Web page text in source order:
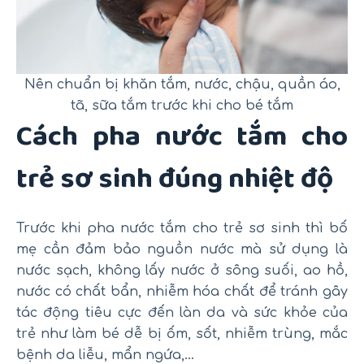
Nên chuẩn bị khăn tắm, nước, chậu, quần áo,
tã, sữa tắm trước khi cho bé tắm
Cách pha nước tắm cho
trẻ sơ sinh đúng nhiệt độ
Trước khi pha nước tắm cho trẻ sơ sinh thì bố
mẹ cần đảm bảo nguồn nước mà sử dụng là
nước sạch, không lấy nước ở sông suối, ao hồ,
nước có chất bẩn, nhiễm hóa chất để tránh gây
tác động tiêu cực đến làn da và sức khỏe của
trẻ như làm bé dễ bị ốm, sốt, nhiễm trùng, mắc
bệnh da liễu, mẩn ngứa,…